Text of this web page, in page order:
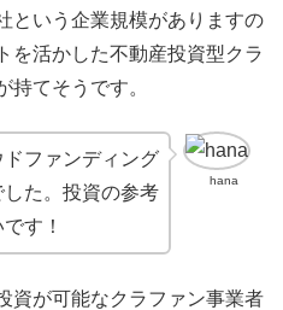
という企業規模がありますの
を活かした不動産投資型クラ
持てそうです。
hana
ファンディング
た。投資の参考
す！
資が可能なクラファン事業者